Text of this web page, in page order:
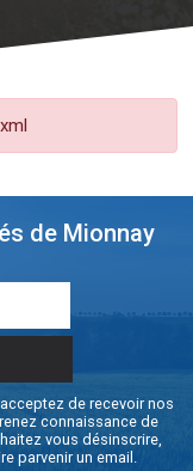
de Mionnay
de recevoir nos
connaissance de
vous désinscrire,
parvenir un email.